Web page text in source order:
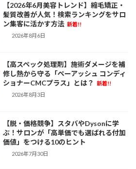
【2026年6月美容トレンド】縮毛矯正・
髪質改善が人気！検索ランキングをサロ
ン集客に活かす方法 新着!!
2026年8月6日
【高スペック処理剤】施術ダメージを補
修し熱から守る「ペーアッシュ コンディ
ショナーCMCプラス」とは？
新着!!
2026年8月3日
【脱・価格競争】スタバやDysonに学
ぶ！サロンが「高単価でも選ばれる付加
価値」をつける10のヒント
2026年7月30日